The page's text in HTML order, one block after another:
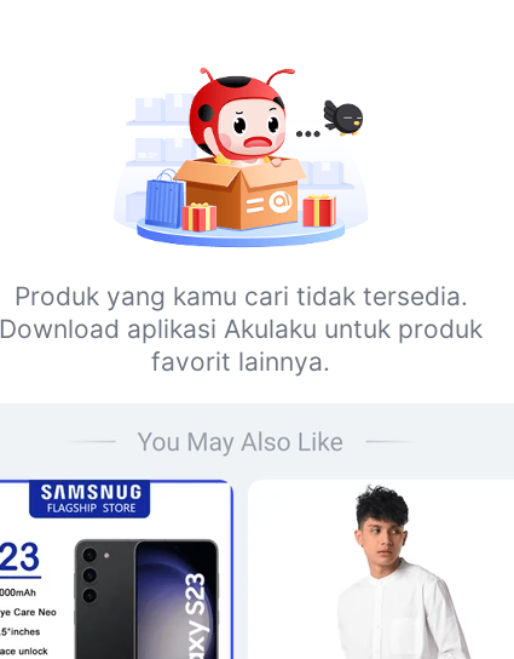
Produk yang kamu cari tidak tersedia.
Download aplikasi Akulaku untuk produk
favorit lainnya.